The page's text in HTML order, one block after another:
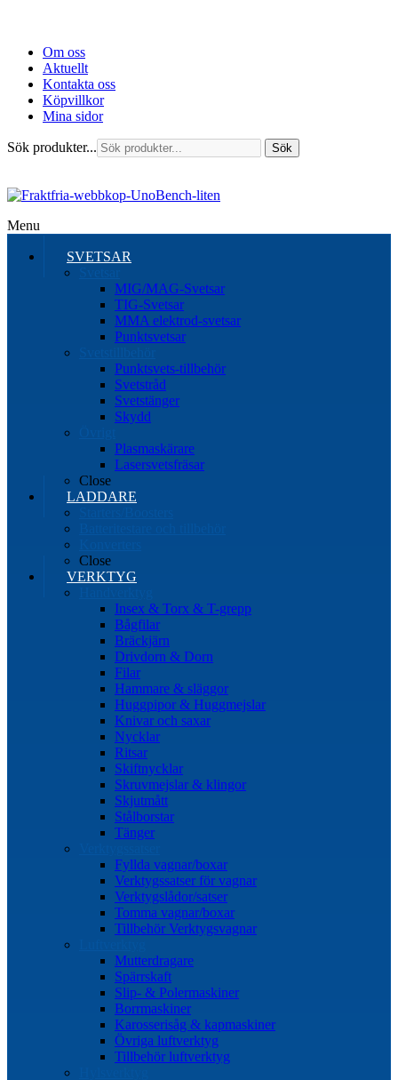
Om oss
Aktuellt
Kontakta oss
Köpvillkor
Mina sidor
Sök produkter... Sök
Menu
SVETSAR
MIG/MAG-Svetsar
TIG-Svetsar
MMA elektrod-svetsar
Punktsvetsar
Punktsvets-tillbehör
Svetstråd
Svetstänger
Skydd
Plasmaskärare
Lasersvetsfräsar
Close
LADDARE
Close
VERKTYG
Insex & Torx & T-grepp
Bågfilar
Bräckjärn
Drivdorn & Dorn
Filar
Hammare & släggor
Huggpipor & Huggmejslar
Knivar och saxar
Nycklar
Ritsar
Skiftnycklar
Skruvmejslar & klingor
Skjutmått
Stålborstar
Tänger
Fyllda vagnar/boxar
Verktygssatser för vagnar
Verktygslådor/satser
Tomma vagnar/boxar
Tillbehör Verktygsvagnar
Mutterdragare
Spärrskaft
Slip- & Polermaskiner
Borrmaskiner
Karosserisåg & kapmaskiner
Övriga luftverktyg
Tillbehör luftverktyg